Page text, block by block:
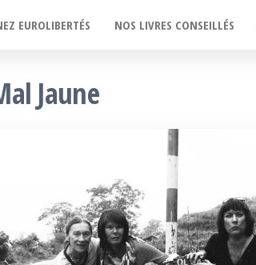
EUROLIBERTÉS NOS LIVRES CONSEILLÉS
Jaune